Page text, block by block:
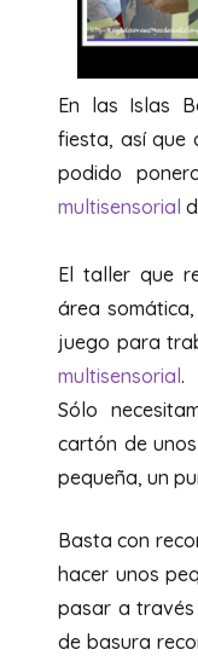
En las Islas
fiesta, así que
podido
multisensorial
El taller que
área
juego para
multisensorial.
Sólo
cartón de
pequeña, un
Basta con
hacer unos
pasar a
de basura